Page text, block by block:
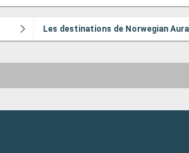
Les destinations de Norwegian Aura